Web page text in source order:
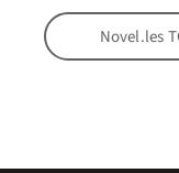
Novel.les